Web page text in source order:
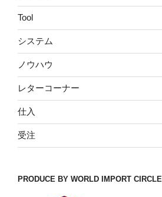
Tool
システム
ノウハウ
レターコーナー
仕入
受注
PRODUCE BY WORLD IMPORT CIRCLE